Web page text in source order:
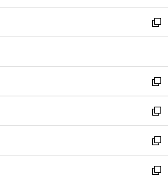
開
く
ウ
で
開
ン
ド
ウ
開
く
ウ
ィ
ン
ウ
で
開
く
し
い
ウ
ン
ド
ウ
で
開
く
新
し
ウ
ィ
ン
ド
ウ
で
開
く
新
し
い
ウ
ィ
ン
ド
新
し
い
ウ
ィ
新
し
い
新